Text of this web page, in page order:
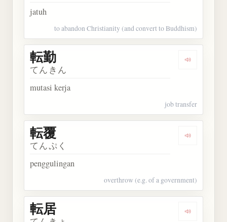
jatuh
to abandon Christianity (and convert to Buddhism)
Dengarkan
転勤
てんきん
mutasi kerja
job transfer
Dengarkan
転覆
てんぷく
penggulingan
overthrow (e.g. of a government)
Dengarkan
転居